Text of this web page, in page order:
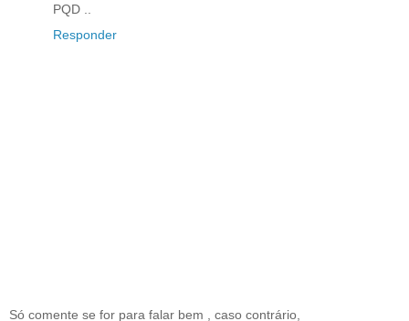
PQD ..
Responder
Só comente se for para falar bem , caso contrário,